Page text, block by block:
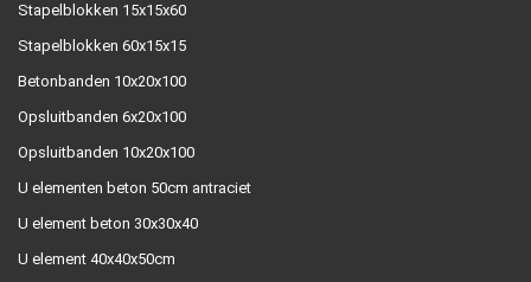
Stapelblokken 15x15x60
Stapelblokken 60x15x15
Betonbanden 10x20x100
Opsluitbanden 6x20x100
Opsluitbanden 10x20x100
U elementen beton 50cm antraciet
U element beton 30x30x40
U element 40x40x50cm